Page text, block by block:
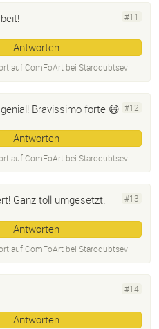
#11
Antworten
aufComFoArt bei Starodubtsev
#12
Bravissimo forte 😄
Antworten
aufComFoArt bei Starodubtsev
#13
Ganz toll umgesetzt.
Antworten
aufComFoArt bei Starodubtsev
#14
Antworten